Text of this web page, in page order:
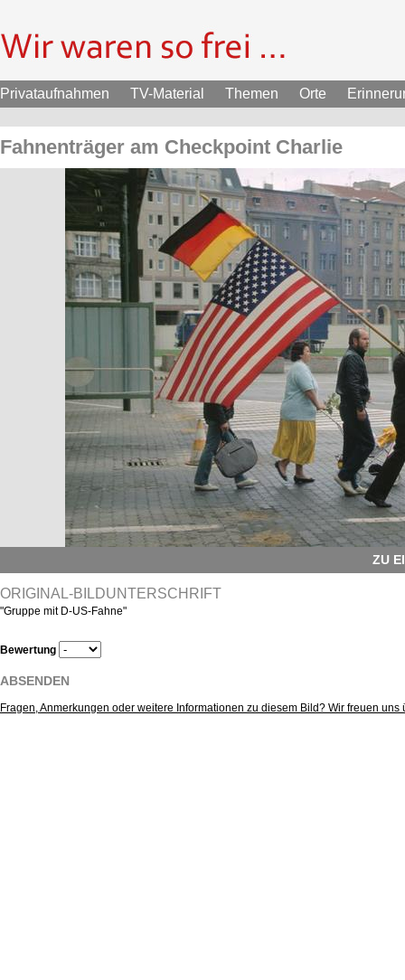
Privataufnahmen TV-Material Themen Orte
Fahnenträger am Checkpoint Charlie
ZU
ORIGINAL-BILDUNTERSCHRIFT
"Gruppe mit D-US-Fahne"
Bewertung
ABSENDEN
Fragen, Anmerkungen oder weitere Informationen zu diesem Bild? Wir freuen uns